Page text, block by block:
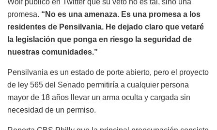
Wolf publicó en Twitter que su veto no es tal, sino una
promesa. “No es una amenaza. Es una promesa a los
residentes de Pensilvania. He dejado claro que vetaré
la legislación que ponga en riesgo la seguridad de
nuestras comunidades.”
Pensilvania es un estado de porte abierto, pero el proyecto
de ley 565 del Senado permitiría a cualquier persona
mayor de 18 años llevar un arma oculta y cargada sin
necesidad de un permiso.